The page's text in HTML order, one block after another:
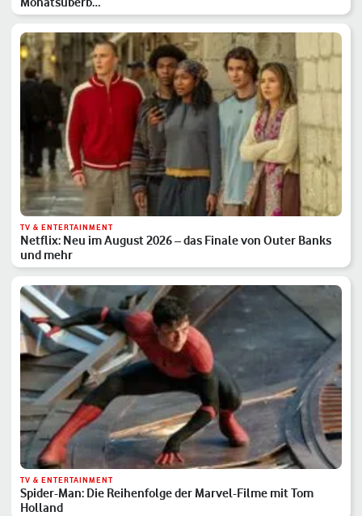
TV & ENTERTAINMENT
Netflix: Neu im August 2026 – das Finale von Outer Banks
und mehr
TV & ENTERTAINMENT
Spider-Man: Die Reihenfolge der Marvel-Filme mit Tom
Holland